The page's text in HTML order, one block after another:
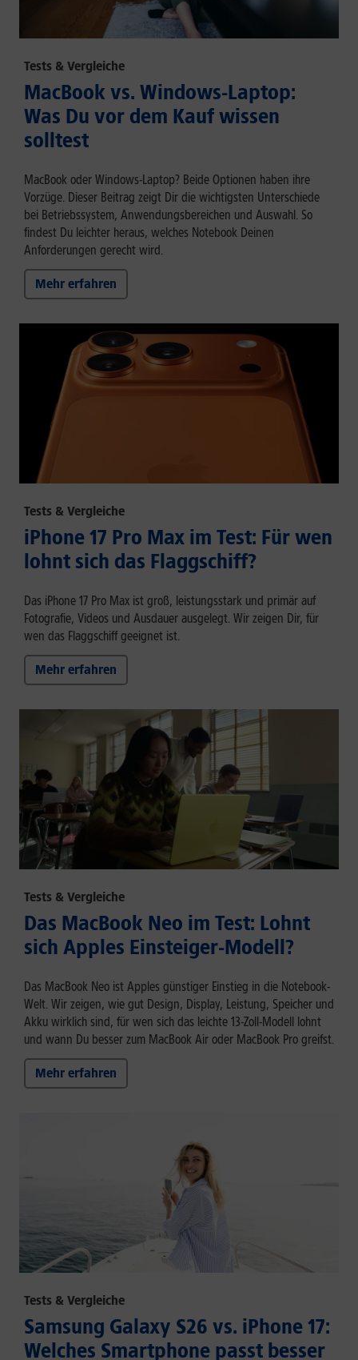
Tests & Vergleiche
MacBook vs. Windows-Laptop:
Was Du vor dem Kauf wissen
solltest
MacBook oder Windows-Laptop? Beide Optionen haben ihre
Vorzüge. Dieser Beitrag zeigt Dir die wichtigsten Unterschiede
bei Betriebssystem, Anwendungsbereichen und Auswahl. So
findest Du leichter heraus, welches Notebook Deinen
Anforderungen gerecht wird.
Mehr erfahren
Tests & Vergleiche
iPhone 17 Pro Max im Test: Für wen
lohnt sich das Flaggschiff?
Das iPhone 17 Pro Max ist groß, leistungsstark und primär auf
Fotografie, Videos und Ausdauer ausgelegt. Wir zeigen Dir, für
wen das Flaggschiff geeignet ist.
Mehr erfahren
Tests & Vergleiche
Das MacBook Neo im Test: Lohnt
sich Apples Einsteiger-Modell?
Das MacBook Neo ist Apples günstiger Einstieg in die Notebook-
Welt. Wir zeigen, wie gut Design, Display, Leistung, Speicher und
Akku wirklich sind, für wen sich das leichte 13-Zoll-Modell lohnt
und wann Du besser zum MacBook Air oder MacBook Pro greifst.
Mehr erfahren
Tests & Vergleiche
Samsung Galaxy S26 vs. iPhone 17:
Welches Smartphone passt besser